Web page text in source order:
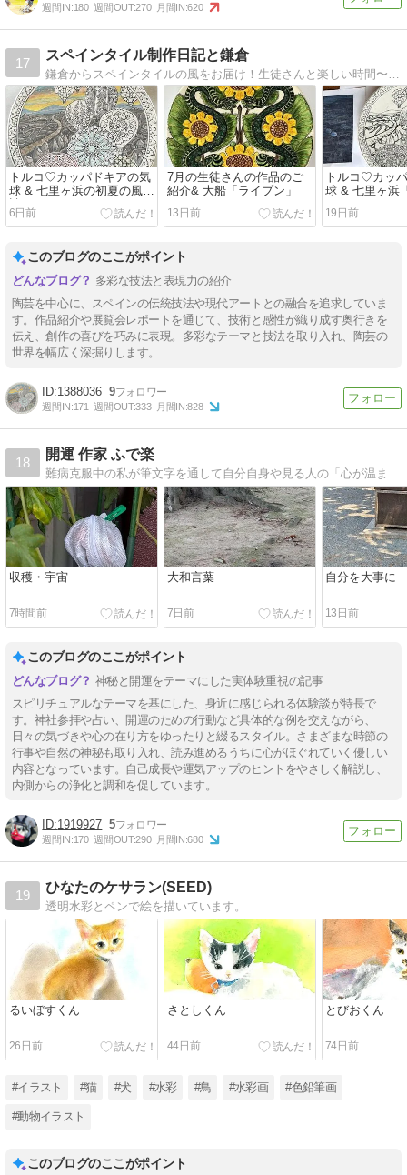
週間IN:180 週間OUT:270 月間IN:620
17
スペインタイル制作日記と鎌倉
トルコ♡カッパドキアの気
球 & 七里ヶ浜の初夏の風物
6日前
7月の生徒さんの作品のご
紹介& 大船「ライプン」
13日前
トルコ♡カッ
球 & 七里ヶ浜
19日前
このブログのここがポイント
多彩な技法と表現力の紹介
陶芸を中心に、スペインの伝統技法や現代アートとの融合を追求していま
す。作品紹介や展覧会レポートを通じて、技術と感性が織り成す奥行きを
伝え、創作の喜びを巧みに表現。多彩なテーマと技法を取り入れ、陶芸の
世界を幅広く深掘りします。
1388036 9
週間IN:171 週間OUT:333 月間IN:828
18
開運 作家 ふで楽
難病克服中の私が筆文字を通して自分自身や見る人の「心が温まる！元気が出る！金運を上げる」品物 をお届けしています。メルカリ（ふで楽）・TwitterとInstagram（@huderaku）Facebook（小島鈴華）にて活動中です
収穫・宇宙
7時間前
大和言葉
7日前
自分を大事に
13日前
このブログのここがポイント
神秘と開運をテーマにした実体験重視の記事
スピリチュアルなテーマを基にした、身近に感じられる体験談が特長で
す。神社参拝や占い、開運のための行動など具体的な例を交えながら、
日々の気づきや心の在り方をゆったりと綴るスタイル。さまざまな時節の
行事や自然の神秘も取り入れ、読み進めるうちに心がほぐれていく優しい
内容となっています。自己成長や運気アップのヒントをやさしく解説し、
内側からの浄化と調和を促しています。
1919927 5
週間IN:170 週間OUT:290 月間IN:680
19
ひなたのケサラン(SEED)
透明水彩とペンで絵を描いています。
るいぼすくん
26日前
さとしくん
44日前
とびおくん
74日前
#イラスト #猫 #犬 #水彩 #鳥 #水彩画 #色鉛筆画
#動物イラスト
このブログのここがポイント